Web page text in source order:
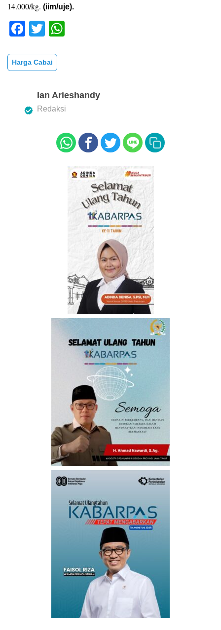
14.000/kg. (iim/uje).
F
c
e
o
T
tt
er
A
p
Harga Cabai
Ian Arieshandy
Redaksi